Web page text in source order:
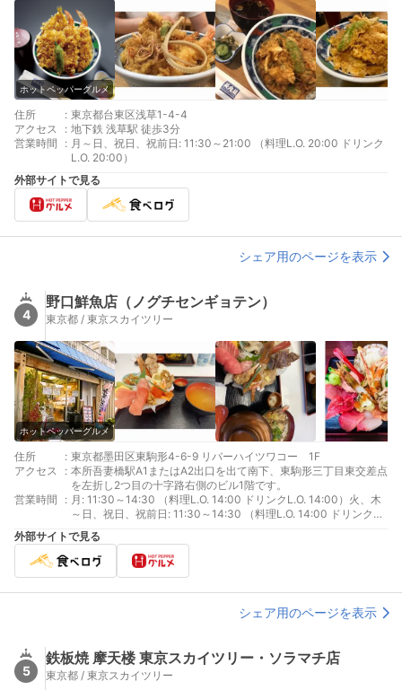
ホットペッパーグルメ
住所 : 東京都台東区浅草1-4-4
アクセス
: 地下鉄 浅草駅 徒歩3分
営業時間
: 月～日、祝日、祝前日: 11:30～21:00 （料理L.O. 20:00 ドリンク
L.O. 20:00）
外部サイトで見る
シェア用のページを表示
4
野口鮮魚店（ノグチセンギョテン）
東京都 / 東京スカイツリー
ホットペッパーグルメ
住所 : 東京都墨田区東駒形4-6-9 リバーハイツワコー 1F
アクセス
: 本所吾妻橋駅A1またはA2出口を出て南下、東駒形三丁目東交差点
を左折し2つ目の十字路右側のビル1階です。
営業時間
: 月: 11:30～14:30 （料理L.O. 14:00 ドリンクL.O. 14:00）火、木
～日、祝日、祝前日: 11:30～14:30 （料理L.O. 14:00 ドリンク
L.O. 14:00）16:00～19:00 （料理L.O. 18:30 ドリンクL.O.
18:30）
外部サイトで見る
シェア用のページを表示
5
鉄板焼 摩天楼 東京スカイツリー・ソラマチ店
東京都 / 東京スカイツリー